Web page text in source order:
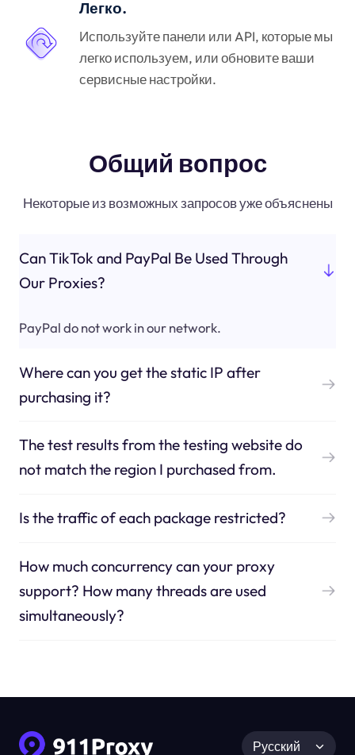
Легко.
Используйте панели или API, которые мы
легко используем, или обновите ваши
сервисные настройки.
Общий вопрос
Некоторые из возможных запросов уже объяснены
Can TikTok and PayPal Be Used Through
Our Proxies?
PayPal do not work in our network.
Where can you get the static IP after
purchasing it?
The test results from the testing website do
not match the region I purchased from.
Is the traffic of each package restricted?
How much concurrency can your proxy
support? How many threads are used
simultaneously?
Русский